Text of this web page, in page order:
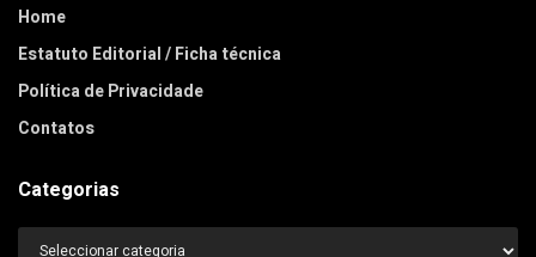
Home
Estatuto Editorial / Ficha técnica
Política de Privacidade
Contatos
Categorias
Categorias